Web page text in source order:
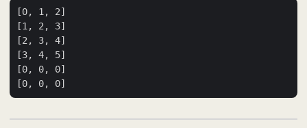
[0, 1, 2]
[1, 2, 3]
[2, 3, 4]
[3, 4, 5]
[0, 0, 0]